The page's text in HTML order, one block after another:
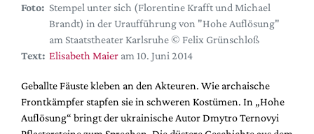
Premierensuche
Festival-Planer
Hefte
Alle Hefte
Leseproben
Podcast
Foto: Stempel unter sich (Florentine Krafft und Michael
Brandt) in der Uraufführung von "Hohe Auflösung"
am Staatstheater Karlsruhe © Felix Grünschloß
Text: Elisabeth Maier am 10. Juni 2014
Geballte Fäuste kleben an den Akteuren. Wie archaische
Frontkämpfer stapfen sie in schweren Kostümen. In „Hohe
Auflösung“ bringt der ukrainische Autor Dmytro Ternovyi